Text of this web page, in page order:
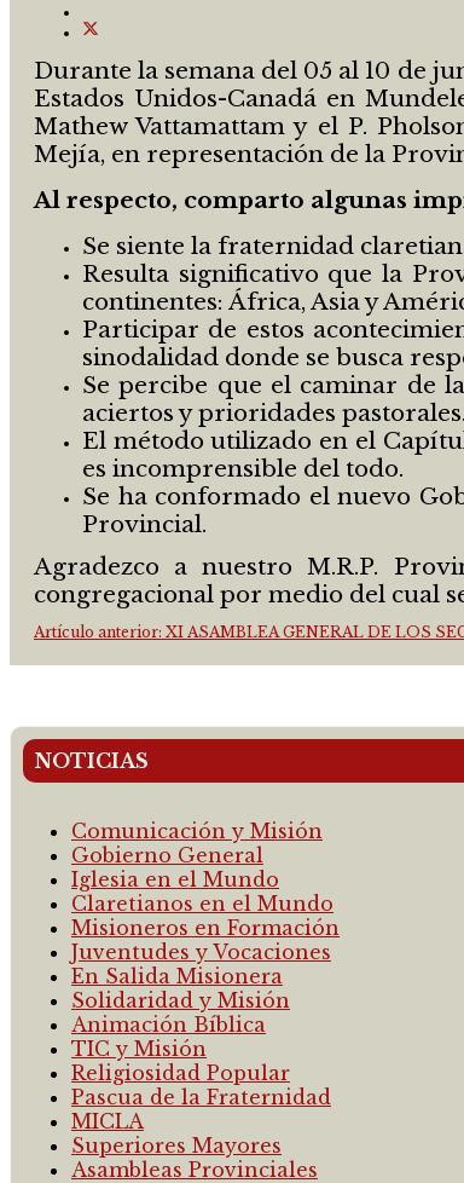
Durante la semana del 05 al 10 de
Estados Unidos-Canadá en
Mathew Vattamattam y el P.
Mejía, en representación de la
Al respecto, comparto algunas
Se siente la fraternidad
Resulta significativo que la
continentes: África, Asia y
Participar de estos
sinodalidad donde se busca
Se percibe que el caminar de
aciertos y prioridades pastorales.
El método utilizado en el
es incomprensible del todo.
Se ha conformado el nuevo
Provincial.
Agradezco a nuestro M.R.P.
congregacional por medio del cual
Artículo anterior: XI ASAMBLEA GENERAL DE LOS
NOTICIAS
Comunicación y Misión
Gobierno General
Iglesia en el Mundo
Claretianos en el Mundo
Misioneros en Formación
Juventudes y Vocaciones
En Salida Misionera
Solidaridad y Misión
Animación Bíblica
TIC y Misión
Religiosidad Popular
Pascua de la Fraternidad
MICLA
Superiores Mayores
Asambleas Provinciales